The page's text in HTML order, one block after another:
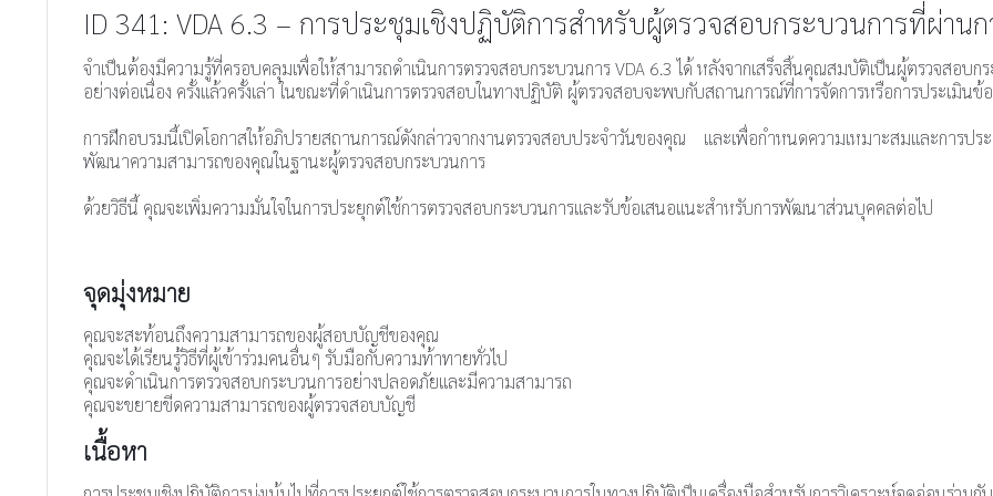
ID 341: VDA 6.3 – การประชุมเชิงปฏิบัติการสำหรับผู้ตรวจสอบกระบวนการที่ผ่าน
จำเป็นต้องมีความรู้ที่ครอบคลุมเพื่อให้สามารถดำเนินการตรวจสอบกระบวนการ VDA 6.3 ได้ หลังจากเสร็จสิ้นคุณสมบัติเป็นผู้ตรวจสอบ
อย่างต่อเนื่อง ครั้งแล้วครั้งเล่า ในขณะที่ดำเนินการตรวจสอบในทางปฏิบัติ ผู้ตรวจสอบจะพบกับสถานการณ์ที่การจัดการหรือการประเมิน
การฝึกอบรมนี้เปิดโอกาสให้อภิปรายสถานการณ์ดังกล่าวจากงานตรวจสอบประจำวันของคุณ และเพื่อกำหนดความเหมาะสมและการป
พัฒนาความสามารถของคุณในฐานะผู้ตรวจสอบกระบวนการ
ด้วยวิธีนี้ คุณจะเพิ่มความมั่นใจในการประยุกต์ใช้การตรวจสอบกระบวนการและรับข้อเสนอแนะสำหรับการพัฒนาส่วนบุคคลต่อไป
จุดมุ่งหมาย
คุณจะสะท้อนถึงความสามารถของผู้สอบบัญชีของคุณ
คุณจะได้เรียนรู้วิธีที่ผู้เข้าร่วมคนอื่นๆ รับมือกับความท้าทายทั่วไป
คุณจะดำเนินการตรวจสอบกระบวนการอย่างปลอดภัยและมีความสามารถ
คุณจะขยายขีดความสามารถของผู้ตรวจสอบบัญชี
เนื้อหา